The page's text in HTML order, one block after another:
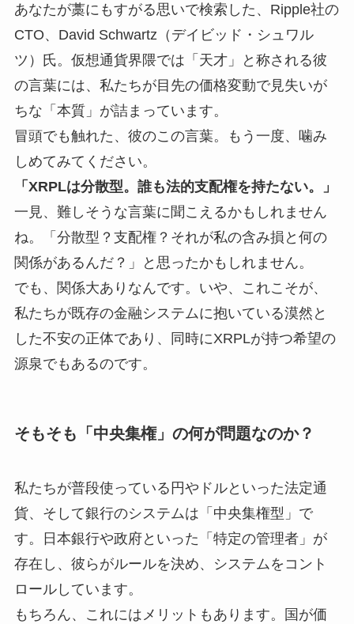
あなたが藁にもすがる思いで検索した、Ripple社の
CTO、David Schwartz（デイビッド・シュワル
ツ）氏。仮想通貨界隈では「天才」と称される彼
の言葉には、私たちが目先の価格変動で見失いが
ちな「本質」が詰まっています。
冒頭でも触れた、彼のこの言葉。もう一度、噛み
しめてみてください。
「XRPLは分散型。誰も法的支配権を持たない。」
一見、難しそうな言葉に聞こえるかもしれません
ね。「分散型？支配権？それが私の含み損と何の
関係があるんだ？」と思ったかもしれません。
でも、関係大ありなんです。いや、これこそが、
私たちが既存の金融システムに抱いている漠然と
した不安の正体であり、同時にXRPLが持つ希望の
源泉でもあるのです。
そもそも「中央集権」の何が問題なのか？
私たちが普段使っている円やドルといった法定通
貨、そして銀行のシステムは「中央集権型」で
す。日本銀行や政府といった「特定の管理者」が
存在し、彼らがルールを決め、システムをコント
ロールしています。
もちろん、これにはメリットもあります。国が価